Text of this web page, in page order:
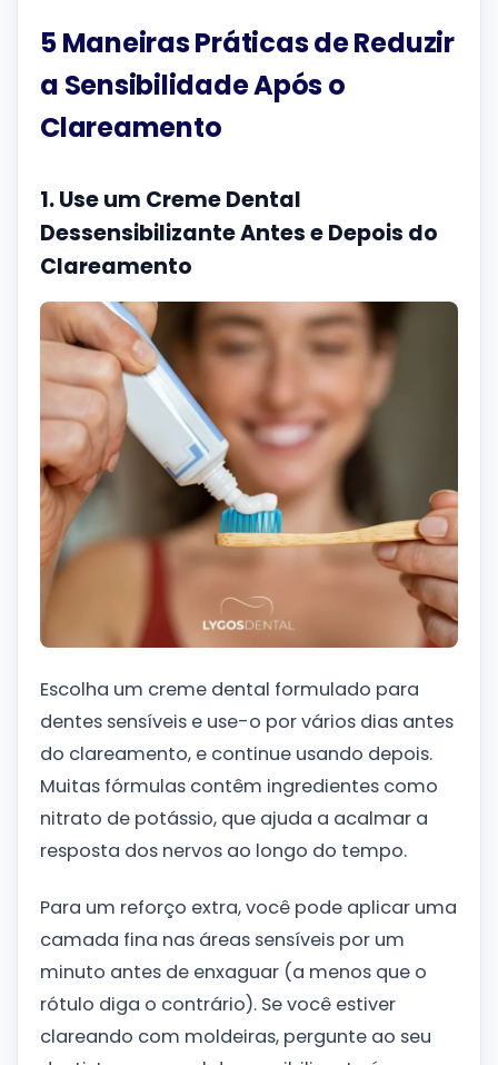
5 Maneiras Práticas de Reduzir
a Sensibilidade Após o
Clareamento
1. Use um Creme Dental
Dessensibilizante Antes e Depois do
Clareamento
Escolha um creme dental formulado para
dentes sensíveis e use-o por vários dias antes
do clareamento, e continue usando depois.
Muitas fórmulas contêm ingredientes como
nitrato de potássio, que ajuda a acalmar a
resposta dos nervos ao longo do tempo.
Para um reforço extra, você pode aplicar uma
camada fina nas áreas sensíveis por um
minuto antes de enxaguar (a menos que o
rótulo diga o contrário). Se você estiver
clareando com moldeiras, pergunte ao seu